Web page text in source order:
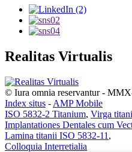
Realitas Virtualis
© Iura omnia reservantur -
Index situs - AMP Mobile
ISO 5832-2 Titanium, Virga
Implantationes Dentales cum
Lamina titanii ISO 5832-11 ,
Colloquia Interretialia